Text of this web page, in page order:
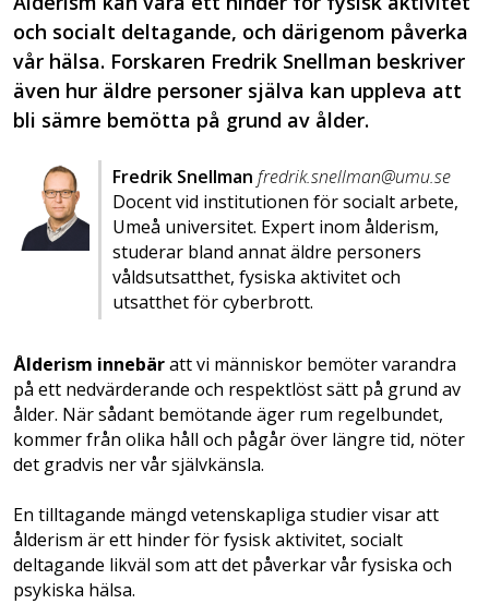
och socialt deltagande, och därigenom påverka
vår hälsa. Forskaren Fredrik Snellman beskriver
även hur äldre personer själva kan uppleva att
bli sämre bemötta på grund av ålder.
Fredrik Snellman fredrik.snellman@umu.se
Docent vid institutionen för socialt arbete,
Umeå universitet. Expert inom ålderism,
studerar bland annat äldre personers
våldsutsatthet, fysiska aktivitet och
utsatthet för cyberbrott.
Ålderism innebäratt vi människor bemöter varandra
på ett nedvärderande och respektlöst sätt på grund av
ålder. När sådant bemötande äger rum regelbundet,
kommer från olika håll och pågår över längre tid, nöter
det gradvis ner vår självkänsla.
En tilltagande mängd vetenskapliga studier visar att
ålderism är ett hinder för fysisk aktivitet, socialt
deltagande likväl som att det påverkar vår fysiska och
psykiska hälsa.